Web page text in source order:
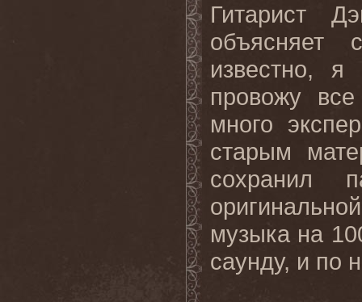
Гитарист
объясняет
известно,
провожу
много
старым
сохранил
музыка на
саунду, и по